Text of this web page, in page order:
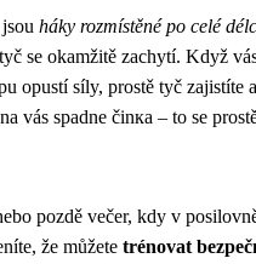
háky rozmístěné po celé
se okamžitě zachytí. Když
opustí síly, prostě tyč zajistíte a
vás spadne činка – to se
pozdě večer, kdy v
že můžete trénovat